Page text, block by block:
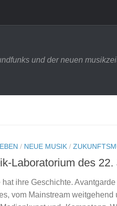
und der neuen
/ NEUE MUSIK /
Laboratorium des
ihre Geschichte.
vom Mainstream